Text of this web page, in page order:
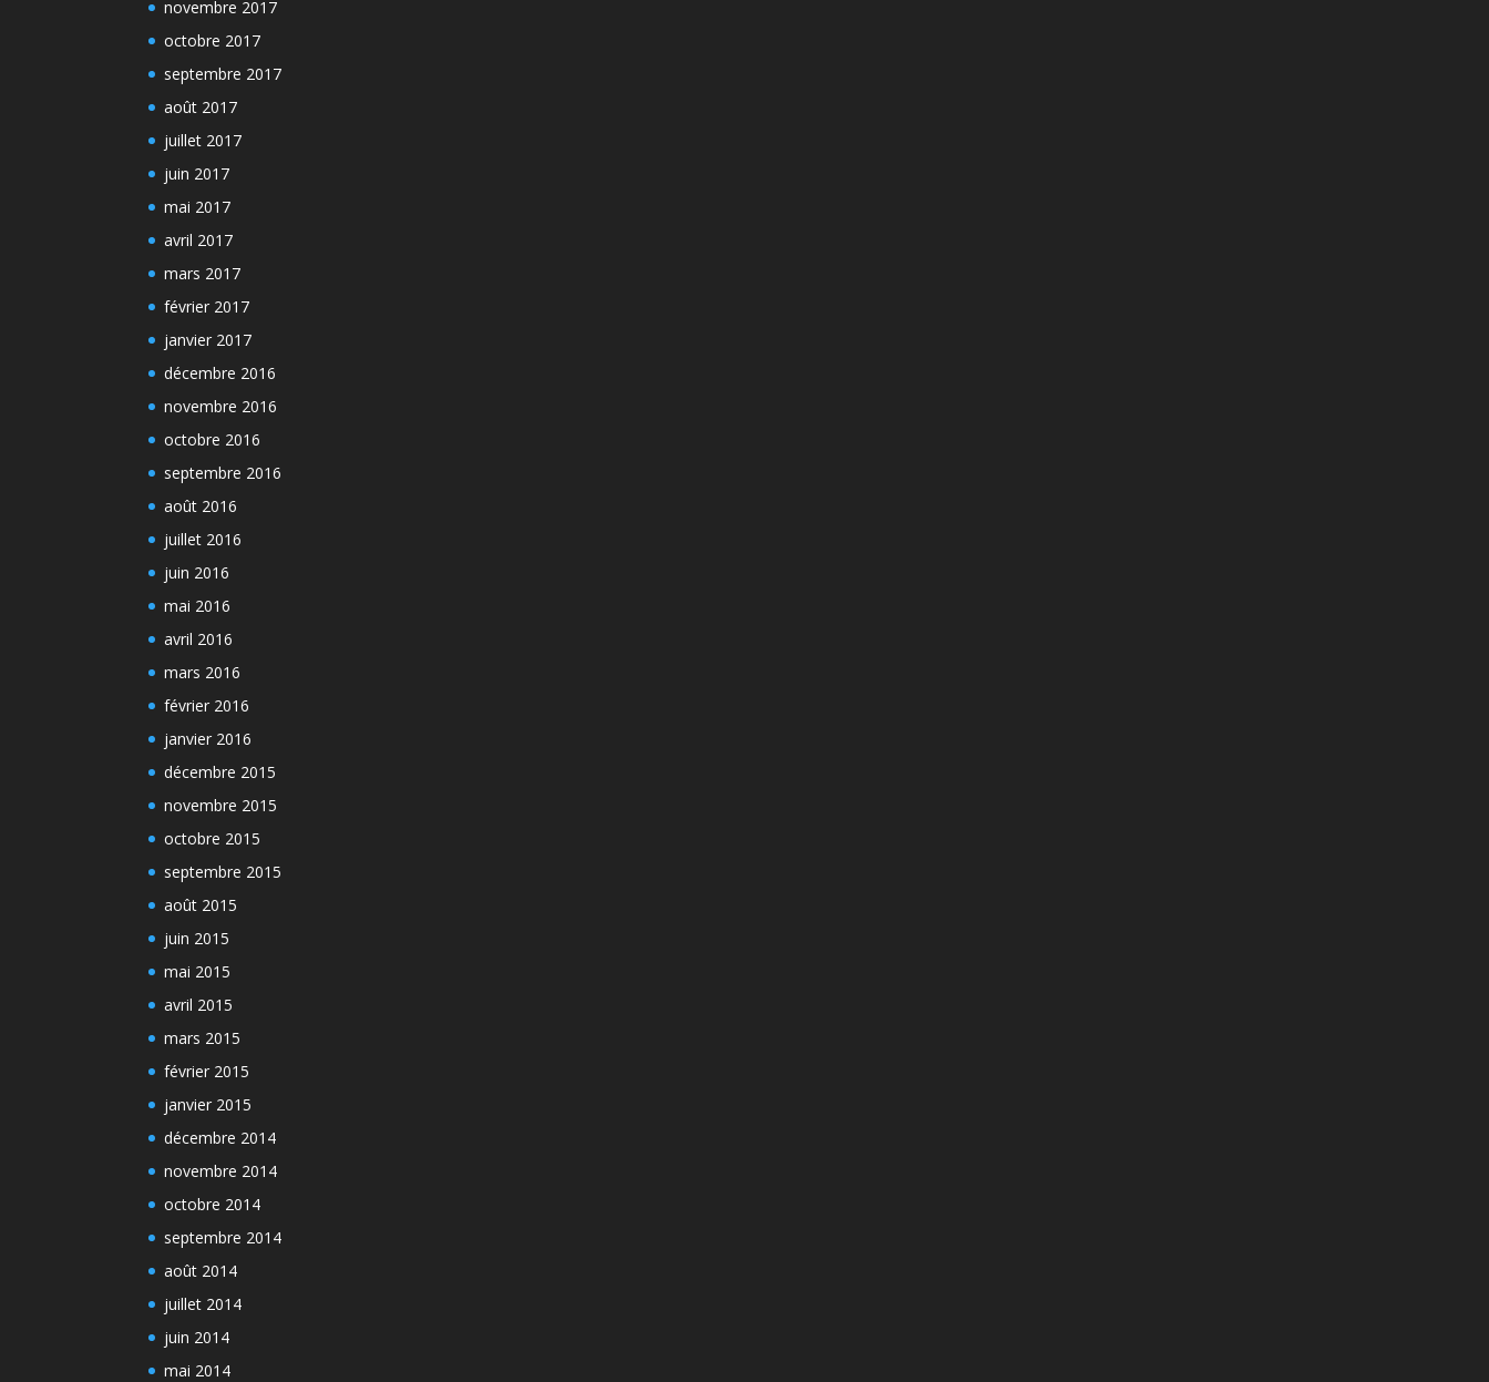
novembre 2017
octobre 2017
septembre 2017
août 2017
juillet 2017
juin 2017
mai 2017
avril 2017
mars 2017
février 2017
janvier 2017
décembre 2016
novembre 2016
octobre 2016
septembre 2016
août 2016
juillet 2016
juin 2016
mai 2016
avril 2016
mars 2016
février 2016
janvier 2016
décembre 2015
novembre 2015
octobre 2015
septembre 2015
août 2015
juin 2015
mai 2015
avril 2015
mars 2015
février 2015
janvier 2015
décembre 2014
novembre 2014
octobre 2014
septembre 2014
août 2014
juillet 2014
juin 2014
mai 2014